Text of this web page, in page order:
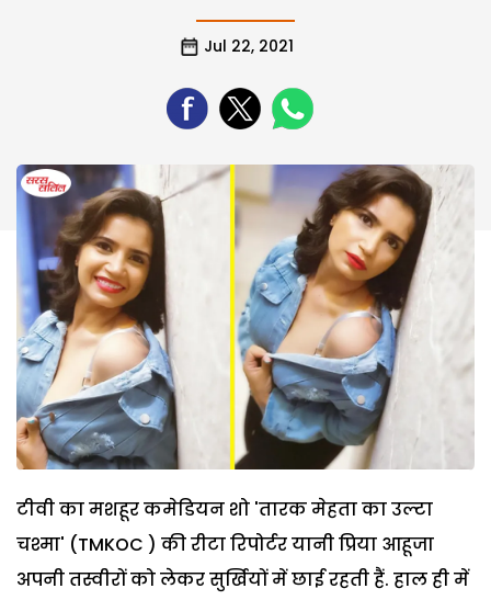
Jul 22, 2021
टीवी का मशहूर कमेडियन शो 'तारक मेहता का उल्टा
चश्मा' (TMKOC ) की रीटा रिपोर्टर यानी प्रिया आहूजा
अपनी तस्वीरों को लेकर सुर्खियों में छाई रहती हैं. हाल ही में